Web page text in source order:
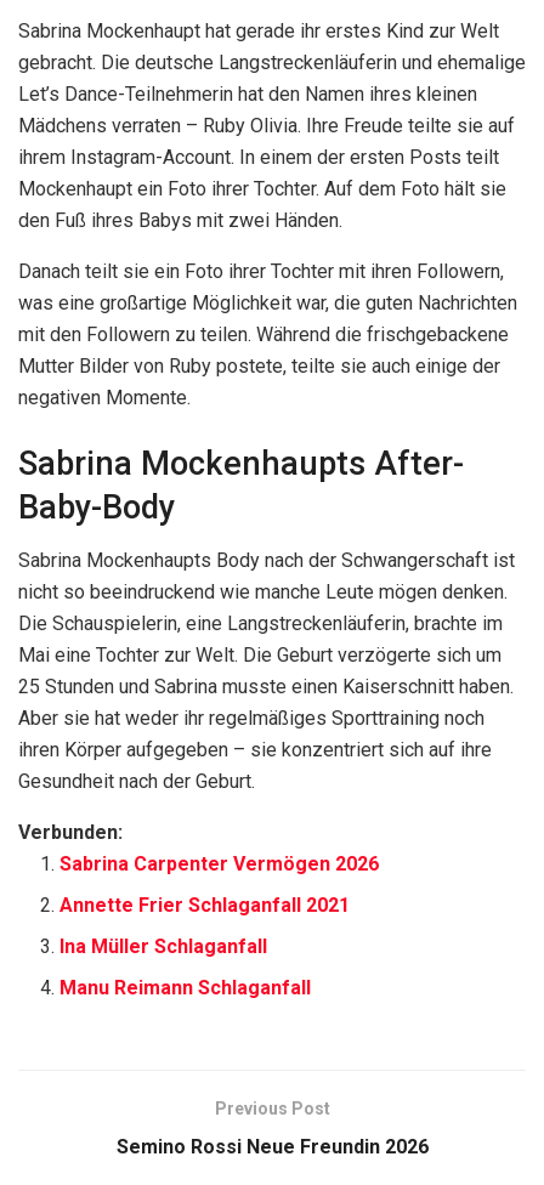
Sabrina Mockenhaupt hat gerade ihr erstes Kind zur Welt
gebracht. Die deutsche Langstreckenläuferin und ehemalige
Let’s Dance-Teilnehmerin hat den Namen ihres kleinen
Mädchens verraten – Ruby Olivia. Ihre Freude teilte sie auf
ihrem Instagram-Account. In einem der ersten Posts teilt
Mockenhaupt ein Foto ihrer Tochter. Auf dem Foto hält sie
den Fuß ihres Babys mit zwei Händen.
Danach teilt sie ein Foto ihrer Tochter mit ihren Followern,
was eine großartige Möglichkeit war, die guten Nachrichten
mit den Followern zu teilen. Während die frischgebackene
Mutter Bilder von Ruby postete, teilte sie auch einige der
negativen Momente.
Sabrina Mockenhaupts After-
Baby-Body
Sabrina Mockenhaupts Body nach der Schwangerschaft ist
nicht so beeindruckend wie manche Leute mögen denken.
Die Schauspielerin, eine Langstreckenläuferin, brachte im
Mai eine Tochter zur Welt. Die Geburt verzögerte sich um
25 Stunden und Sabrina musste einen Kaiserschnitt haben.
Aber sie hat weder ihr regelmäßiges Sporttraining noch
ihren Körper aufgegeben – sie konzentriert sich auf ihre
Gesundheit nach der Geburt.
Verbunden:
Sabrina Carpenter Vermögen 2026
Annette Frier Schlaganfall 2021
Ina Müller Schlaganfall
Manu Reimann Schlaganfall
Previous Post
Semino Rossi Neue Freundin 2026